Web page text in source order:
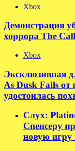
Xbox
Демонстрация
хоррора The
Xbox
Эксклюзивная
As Dusk Falls от
удостоилась
Слух:
Спенсеру
новую игру